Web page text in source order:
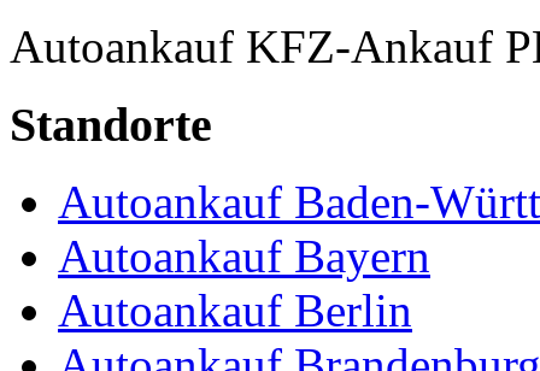
Autoankauf KFZ-Ankauf
Standorte
Autoankauf Baden-
Autoankauf Bayern
Autoankauf Berlin